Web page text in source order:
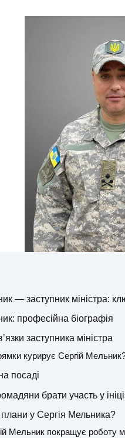
— заступник міністра:
професійна біографія
заступника міністра
курирує Сергій
посаді
брати участь у
плани у Сергія Мельника?
Мельник покращує роботу